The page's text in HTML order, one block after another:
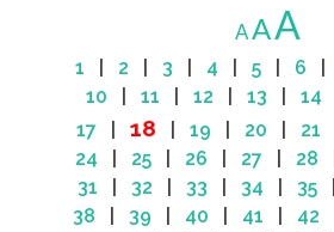
AAA
1 2 3 4 5| 6
10
11 12 13 14
17
18 19 20 21
24
25 26 27 28
31
32 33 34 35
38
39 40 41 42